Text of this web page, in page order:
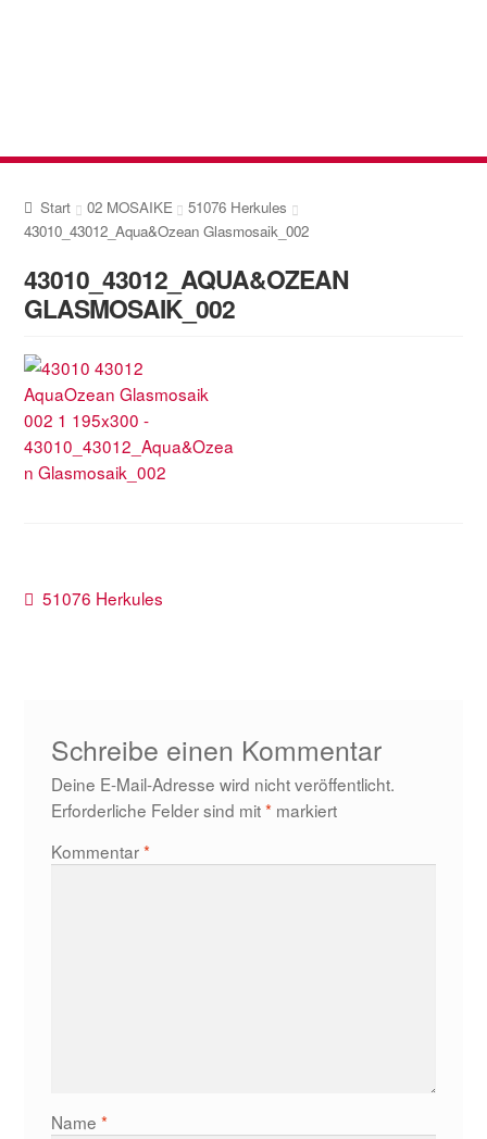
Start 02 MOSAIKE
51076 Herkules
43010_43012_Aqua&Ozean Glasmosaik_002
43010_43012_AQUA&OZEAN
GLASMOSAIK_002
Beitragsnavigation
Vorheriger
51076 Herkules
Schreibe einen Kommentar
Deine E-Mail-Adresse wird nicht veröffentlicht.
Erforderliche Felder sind mit* markiert
Kommentar*
Name *